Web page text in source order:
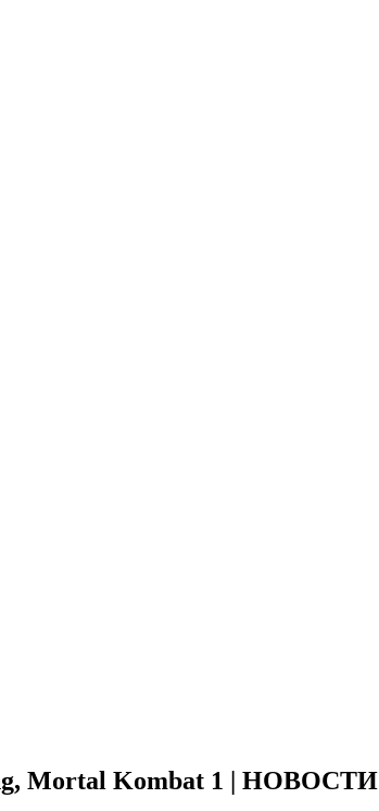
Mortal Kombat 1 | НОВОСТИ